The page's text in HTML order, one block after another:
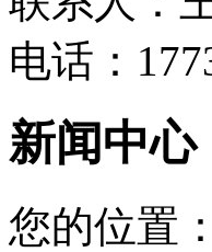
电话：
新闻中心
您的位置：